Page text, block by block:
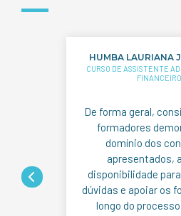
LAURIANA JULIO JOSÉ
DE ASSISTENTE ADMINISTRATIVO-
forma geral, considero que os
formadores demonstraram
domínio dos conteúdos
apresentados, além de
para esclarecer
e apoiar os formandos ao
longo do processo. As aulas